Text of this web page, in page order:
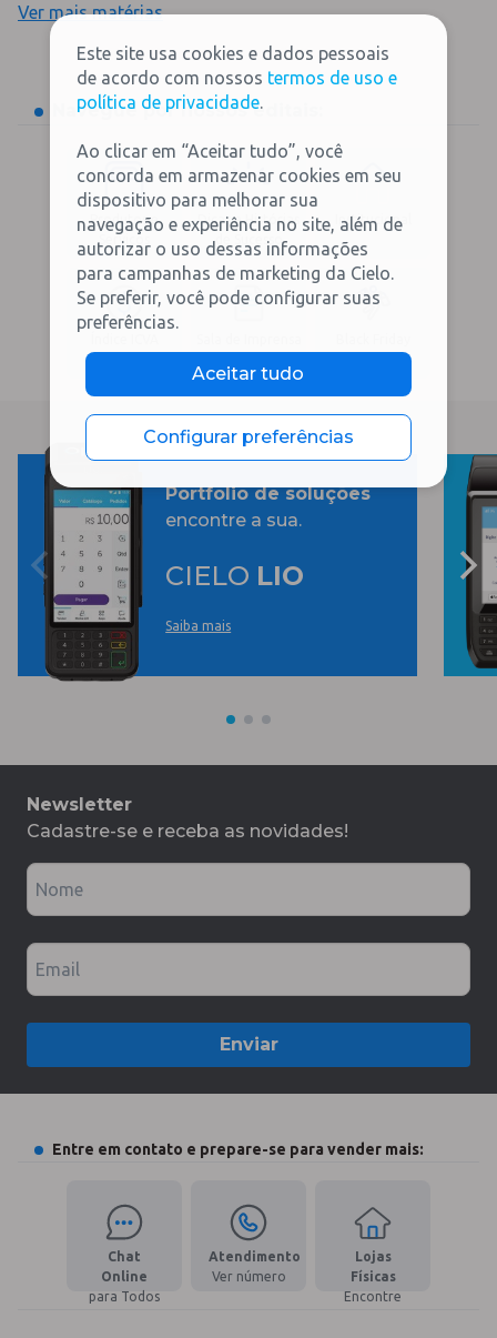
Ver mais matérias
Navegue por nossos editais:
Produtos e
Serviços
Dicas e Histórias
de Sucesso
Institucional
Portfolio de soluções
encontre a sua.
CIELO LIO
Saiba mais
Newsletter
Cadastre-se e receba as novidades!
Nome
Email
Enviar
Entre em contato e prepare-se para vender mais:
Chat
Online
para Todos
Atendimento
Ver número
Lojas
Físicas
Encontre
Este site usa cookies e dados pessoais
de acordo com nossos termos de uso e
política de privacidade.
Ao clicar em “Aceitar tudo”, você
concorda em armazenar cookies em seu
dispositivo para melhorar sua
navegação e experiência no site, além de
autorizar o uso dessas informações
para campanhas de marketing da Cielo.
Se preferir, você pode configurar suas
preferências.
Aceitar tudo
Configurar preferências